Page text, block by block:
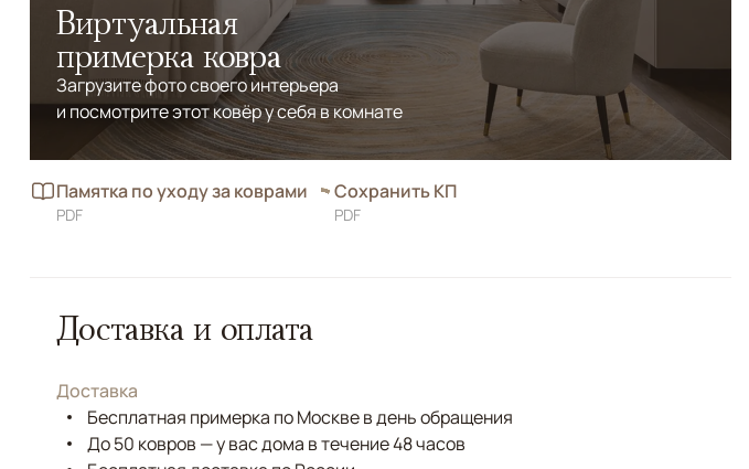
Виртуальная
примерка ковра
Загрузите фото своего интерьера
и посмотрите этот ковёр у себя в комнате
Памятка по уходу за коврами
PDF
Сохранить КП
PDF
Доставка и оплата
Доставка
Бесплатная примерка по Москве в день обращения
До 50 ковров — у вас дома в течение 48 часов